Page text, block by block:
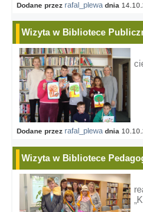
Dodane przez rafal_plewa dnia
Wizyta w Bibliotece
Dodane przez rafal_plewa dnia
Wizyta w Bibliotece